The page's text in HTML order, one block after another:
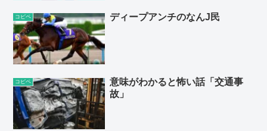
コピペ ディープアンチのなんJ民
コピペ
意味がわかると怖い話「交通事
故」